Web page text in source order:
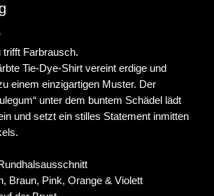
trifft Farbrausch.
Tie-Dye-Shirt vereint erdige und
einem einzigartigen Muster. Der
unter dem buntem Schädel lädt
und setzt ein stilles Statement inmitten
Braun, Pink, Orange & Violett